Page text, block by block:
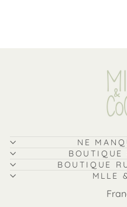
NE
BOUTIQUE
MLLE